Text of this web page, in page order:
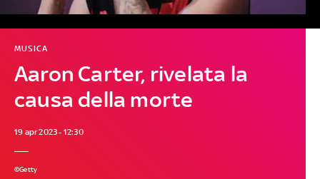
Aaron Carter, rivelata la
causa della morte
MUSICA
19 apr 2023 - 12:30
©Getty